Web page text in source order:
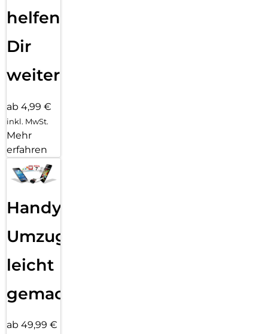
helfen
Dir
weiter
ab 4,99 €
inkl. MwSt.
Mehr
erfahren
Handy
Umzug
leicht
gemacht!
ab 49,99 €